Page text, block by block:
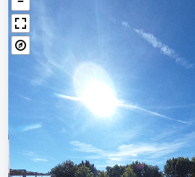
Planta 2
AULA 21
AULA 23
AULA 25
AULA 27